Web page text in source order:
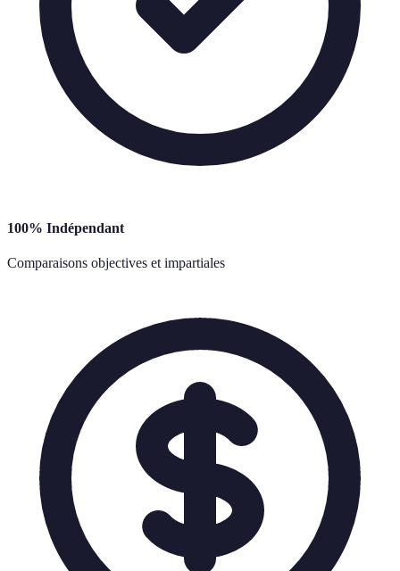
100% Indépendant
Comparaisons objectives et impartiales